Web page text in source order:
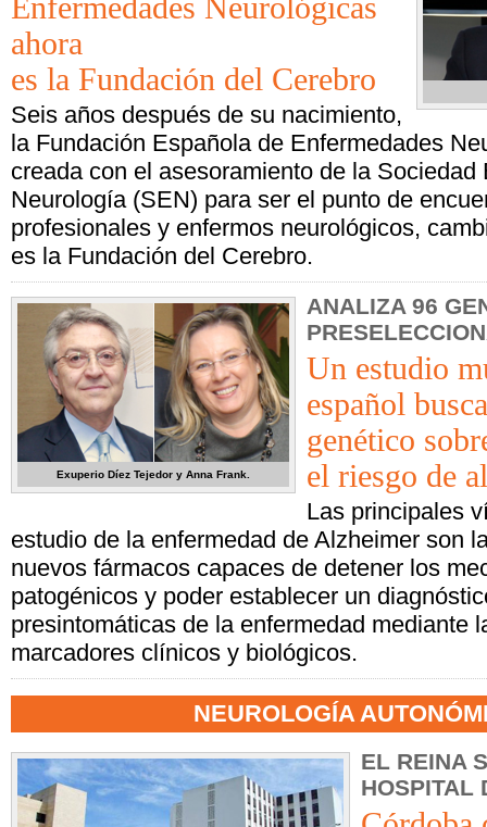
Enfermedades Neurológicas
ahora
es la Fundación del Cerebro
Seis años después de su nacimiento,
la Fundación Española de Enfermedades
creada con el asesoramiento de la Sociedad
Neurología (SEN) para ser el punto de
profesionales y enfermos neurológicos,
es la Fundación del Cerebro.
Exuperio Díez Tejedor y Anna Frank.
ANALIZA 96
Un estudio
español
genético
el riesgo de
Las principales
estudio de la enfermedad de Alzheimer son
nuevos fármacos capaces de detener los
patogénicos y poder establecer un
presintomáticas de la enfermedad mediante
marcadores clínicos y biológicos.
NEUROLOGÍA
EL REINA
HOSPITAL